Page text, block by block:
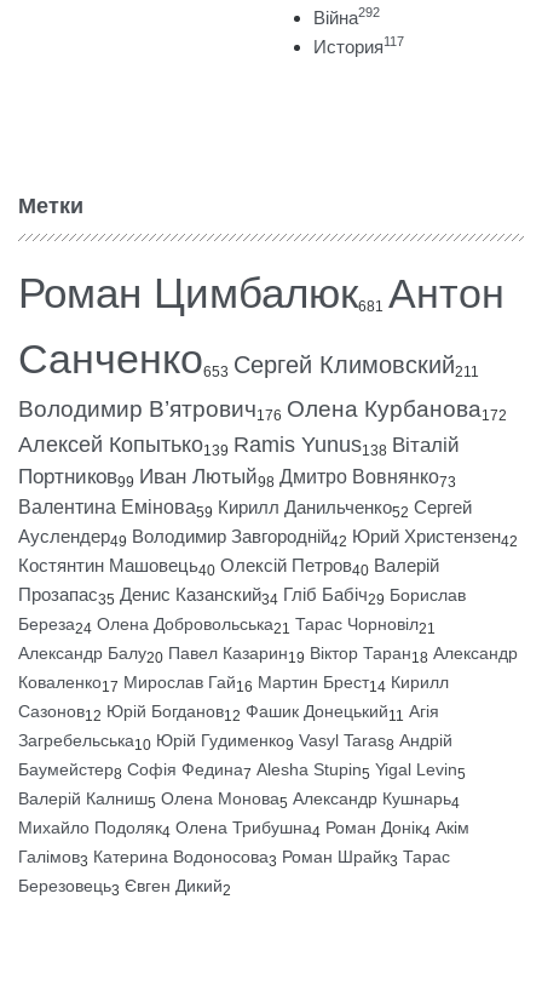
Війна292
История117
Метки
Роман Цимбалюк681 Антон
Санченко653 Сергей Климовский211
Володимир В’ятрович176 Олена Курбанова172
Алексей Копытько139 Ramis Yunus138 Віталій
Портников99 Иван Лютый98 Дмитро Вовнянко73
Валентина Емінова59 Кирилл Данильченко52 Сергей
Ауслендер49 Володимир Завгородній42 Юрий Христензен42
Костянтин Машовець40 Олексій Петров40 Валерій
Прозапас35 Денис Казанский34 Гліб Бабіч29 Борислав
Береза24 Олена Добровольська21 Тарас Чорновіл21
Александр Балу20 Павел Казарин19 Віктор Таран18 Александр
Коваленко17 Мирослав Гай16 Мартин Брест14 Кирилл
Сазонов12 Юрій Богданов12 Фашик Донецький11 Агія
Загребельська10 Юрій Гудименко9 Vasyl Taras8 Андрій
Баумейстер8 Софія Федина7 Alesha Stupin5 Yigal Levin5
Валерій Калниш5 Олена Монова5 Александр Кушнарь4
Михайло Подоляк4 Олена Трибушна4 Роман Донік4 Акім
Галімов3 Катерина Водоносова3 Роман Шрайк3 Тарас
Березовець3 Євген Дикий2